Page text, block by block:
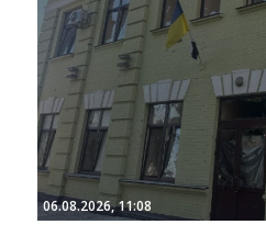
06.08.2026, 11:08